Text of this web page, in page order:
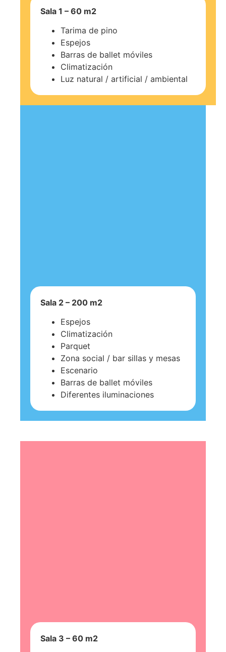
Sala 1 – 60 m2
Tarima de pino
Espejos
Barras de ballet móviles
Climatización
Luz natural / artificial / ambiental
Sala 2 – 200 m2
Espejos
Climatización
Parquet
Zona social / bar sillas y mesas
Escenario
Barras de ballet móviles
Diferentes iluminaciones
Sala 3 – 60 m2